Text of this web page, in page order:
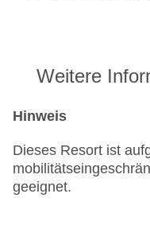
Weitere
Hinweis
Dieses Resort ist
geeignet.